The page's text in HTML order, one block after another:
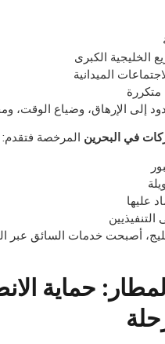
الخليجية الكبرى
الميدانية
متكررة
إلى الإرهاق، وضياع الوقت،
في البحرين المرخصة فتقدم:
عليها
أصبحت خدمات السائق عبر
حماية